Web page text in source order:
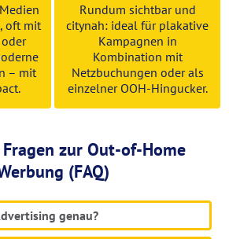
oft mit
– mit
Rundum sichtbar und
citynah: ideal für plakative
Kampagnen in
Kombination mit
Netzbuchungen oder als
einzelner OOH-Hingucker.
zur Out-of-Home
(FAQ)
genau?